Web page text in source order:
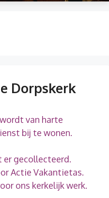
Dorpskerk
van harte
bij te wonen.
gecollecteerd.
Actie Vakantietas.
ons kerkelijk werk.